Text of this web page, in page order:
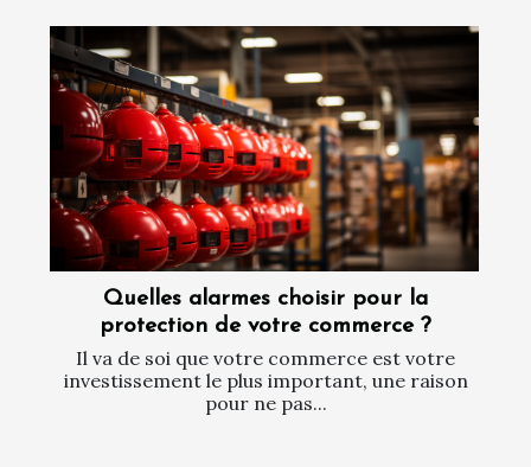
Quelles alarmes choisir pour la
protection de votre commerce ?
Il va de soi que votre commerce est votre
investissement le plus important, une raison
pour ne pas...